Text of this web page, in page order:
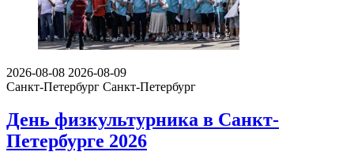
2026-08-08 2026-08-09
Санкт-Петербург Санкт-Петербург
День физкультурника в Санкт-
Петербурге 2026